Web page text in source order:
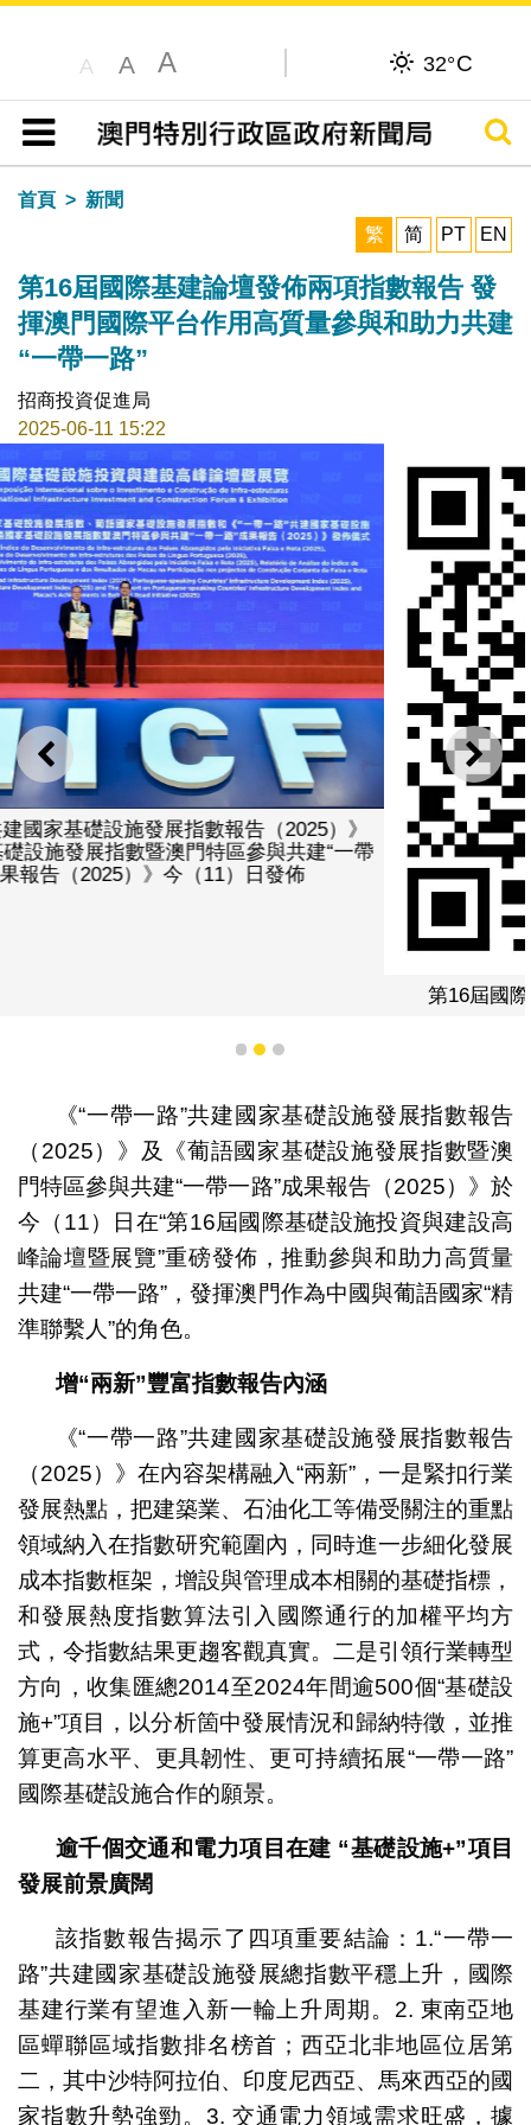
A A A 32°C
目錄
搜尋
首頁
新聞
繁
简 PT EN
第16屆國際基建論壇發佈兩項指數報告 發
揮澳門國際平台作用高質量參與和助力共建
“一帶一路”
招商投資促進局
2025-06-11 15:22
上一則 下一
第16屆國際基建論壇發佈兩項指數報告下載二維碼
1 2 3
《“一帶一路”共建國家基礎設施發展指數報告
（2025）》及《葡語國家基礎設施發展指數暨澳
門特區參與共建“一帶一路”成果報告（2025）》於
今（11）日在“第16屆國際基礎設施投資與建設高
峰論壇暨展覽”重磅發佈，推動參與和助力高質量
共建“一帶一路”，發揮澳門作為中國與葡語國家“精
準聯繫人”的角色。
增“兩新”豐富指數報告內涵
《“一帶一路”共建國家基礎設施發展指數報告
（2025）》在內容架構融入“兩新”，一是緊扣行業
發展熱點，把建築業、石油化工等備受關注的重點
領域納入在指數研究範圍內，同時進一步細化發展
成本指數框架，增設與管理成本相關的基礎指標，
和發展熱度指數算法引入國際通行的加權平均方
式，令指數結果更趨客觀真實。二是引領行業轉型
方向，收集匯總2014至2024年間逾500個“基礎設
施+”項目，以分析箇中發展情況和歸納特徵，並推
算更高水平、更具韌性、更可持續拓展“一帶一路”
國際基礎設施合作的願景。
逾千個交通和電力項目在建 “基礎設施+”項目
發展前景廣闊
該指數報告揭示了四項重要結論：1.“一帶一
路”共建國家基礎設施發展總指數平穩上升，國際
基建行業有望進入新一輪上升周期。2. 東南亞地
區蟬聯區域指數排名榜首；西亞北非地區位居第
二，其中沙特阿拉伯、印度尼西亞、馬來西亞的國
家指數升勢強勁。3. 交通電力領域需求旺盛，據